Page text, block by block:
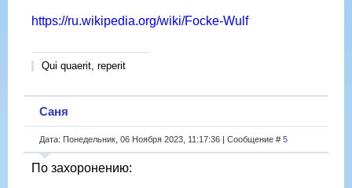
https://ru.wikipedia.org/wiki/Focke-Wulf
Qui quaerit, reperit
Саня
Дата: Понедельник, 06 Ноября 2023, 11:17:36 | Сообщение # 5
По захоронению: